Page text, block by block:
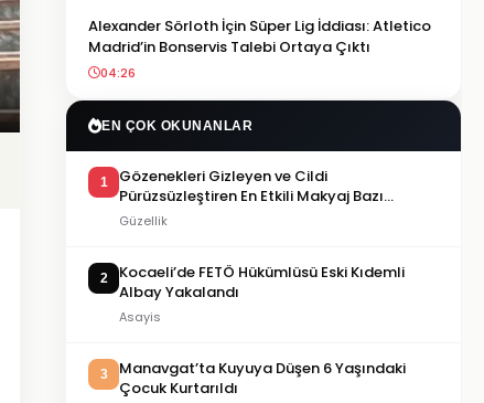
Alexander Sörloth İçin Süper Lig İddiası: Atletico
Madrid’in Bonservis Talebi Ortaya Çıktı
04:26
EN ÇOK OKUNANLAR
1
Gözenekleri Gizleyen ve Cildi
Pürüzsüzleştiren En Etkili Makyaj Bazı
Önerileri
Güzellik
2
Kocaeli’de FETÖ Hükümlüsü Eski Kıdemli
Albay Yakalandı
Asayis
3
Manavgat’ta Kuyuya Düşen 6 Yaşındaki
Çocuk Kurtarıldı